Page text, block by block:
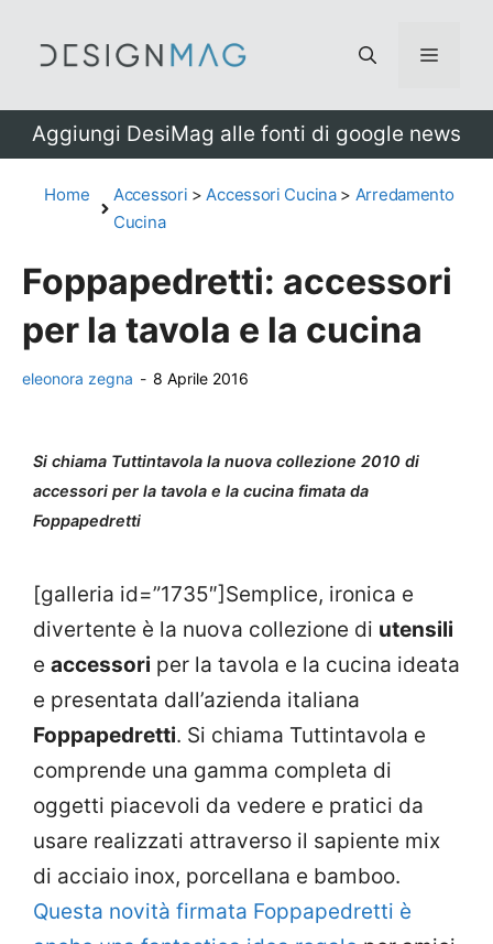
Menu
Aggiungi DesiMag alle fonti di google news
Home Accessori >Accessori Cucina> Arredamento
Cucina
Foppapedretti: accessori
per la tavola e la cucina
eleonora zegna - 8 Aprile 2016
Si chiama Tuttintavola la nuova collezione 2010 di
accessori per la tavola e la cucina fimata da
Foppapedretti
[galleria id=”1735″]Semplice, ironica e
divertente è la nuova collezione di utensili
e accessori per la tavola e la cucina ideata
e presentata dall’azienda italiana
Foppapedretti. Si chiama Tuttintavola e
comprende una gamma completa di
oggetti piacevoli da vedere e pratici da
usare realizzati attraverso il sapiente mix
di acciaio inox, porcellana e bamboo.
Questa novità firmata Foppapedretti è